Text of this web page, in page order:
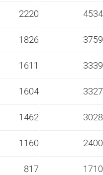
2220 4534
1826 3759
1611 3339
1604 3327
1462 3028
1160 2400
817 1710